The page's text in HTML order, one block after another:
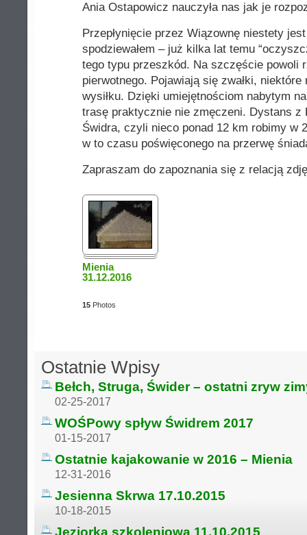
Ania Ostapowicz nauczyła nas jak je
Przepłynięcie przez Wiązownę niestety
spodziewałem – już kilka lat temu
tego typu przeszkód. Na szczęście powoli
pierwotnego. Pojawiają się zwałki,
wysiłku. Dzięki umiejętnościom nabytym
trasę praktycznie nie zmęczeni. Dystans z
Świdra, czyli nieco ponad 12 km robimy w
w to czasu poświęconego na przerwę
Zapraszam do zapoznania się z relacją
Mienia
31.12.2016
15 Photos
Ostatnie Wpisy
Bełch, Struga, Świder – ostatni zryw
02-25-2017
WOŚPowy spływ Świdrem 2017
01-15-2017
Ostatnie kajakowanie w 2016 – Mienia
12-31-2016
Jesienna Skrwa 17.10.2015
10-18-2015
Jeziorka szkoleniowa 11.10.2015